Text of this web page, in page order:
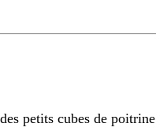
petits cubes de poitrine